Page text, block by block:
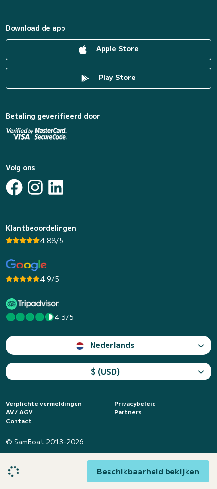
Beschikbaarheid bekijken
Download de app
Apple Store
Play Store
Betaling geverifieerd door
Volg ons
Klantbeoordelingen
4.88/5
4.9/5
4.3/5
Nederlands
$ (USD)
Verplichte vermeldingen
Privacybeleid
AV / AGV
Partners
Contact
© SamBoat 2013-2026